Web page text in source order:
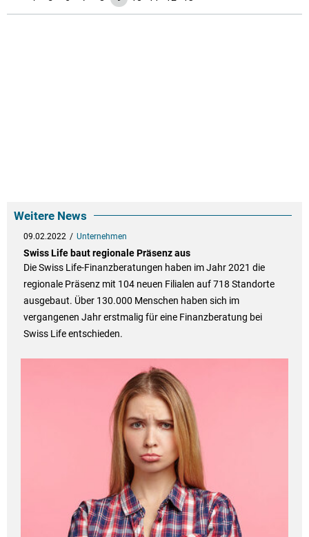
Weitere News
09.02.2022 Unternehmen
Swiss Life baut regionale Präsenz aus
Die Swiss Life-Finanzberatungen haben im Jahr 2021 die
regionale Präsenz mit 104 neuen Filialen auf 718 Standorte
ausgebaut. Über 130.000 Menschen haben sich im
vergangenen Jahr erstmalig für eine Finanzberatung bei
Swiss Life entschieden.